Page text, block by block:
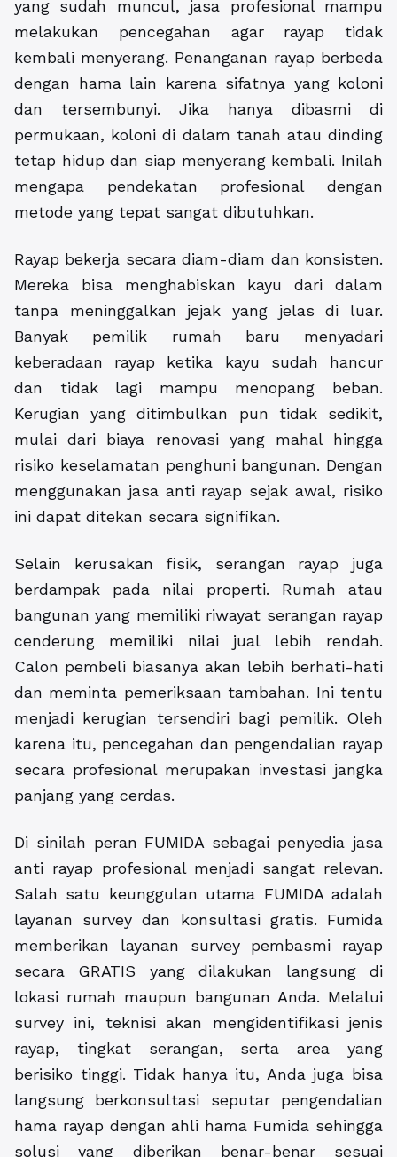
yang sudah muncul, jasa profesional mampu
melakukan pencegahan agar rayap tidak
kembali menyerang. Penanganan rayap berbeda
dengan hama lain karena sifatnya yang koloni
dan tersembunyi. Jika hanya dibasmi di
permukaan, koloni di dalam tanah atau dinding
tetap hidup dan siap menyerang kembali. Inilah
mengapa pendekatan profesional dengan
metode yang tepat sangat dibutuhkan.
Rayap bekerja secara diam-diam dan konsisten.
Mereka bisa menghabiskan kayu dari dalam
tanpa meninggalkan jejak yang jelas di luar.
Banyak pemilik rumah baru menyadari
keberadaan rayap ketika kayu sudah hancur
dan tidak lagi mampu menopang beban.
Kerugian yang ditimbulkan pun tidak sedikit,
mulai dari biaya renovasi yang mahal hingga
risiko keselamatan penghuni bangunan. Dengan
menggunakan jasa anti rayap sejak awal, risiko
ini dapat ditekan secara signifikan.
Selain kerusakan fisik, serangan rayap juga
berdampak pada nilai properti. Rumah atau
bangunan yang memiliki riwayat serangan rayap
cenderung memiliki nilai jual lebih rendah.
Calon pembeli biasanya akan lebih berhati-hati
dan meminta pemeriksaan tambahan. Ini tentu
menjadi kerugian tersendiri bagi pemilik. Oleh
karena itu, pencegahan dan pengendalian rayap
secara profesional merupakan investasi jangka
panjang yang cerdas.
Di sinilah peran FUMIDA sebagai penyedia jasa
anti rayap profesional menjadi sangat relevan.
Salah satu keunggulan utama FUMIDA adalah
layanan survey dan konsultasi gratis. Fumida
memberikan layanan survey pembasmi rayap
secara GRATIS yang dilakukan langsung di
lokasi rumah maupun bangunan Anda. Melalui
survey ini, teknisi akan mengidentifikasi jenis
rayap, tingkat serangan, serta area yang
berisiko tinggi. Tidak hanya itu, Anda juga bisa
langsung berkonsultasi seputar pengendalian
hama rayap dengan ahli hama Fumida sehingga
solusi yang diberikan benar-benar sesuai